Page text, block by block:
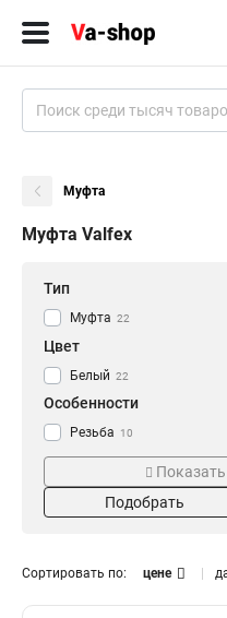
Муфта
Муфта Valfex
Тип
Муфта 22
Цвет
Белый 22
Особенности
Резьба 10
Диаметр
40 1
Подобрать
Сортировать по: цене